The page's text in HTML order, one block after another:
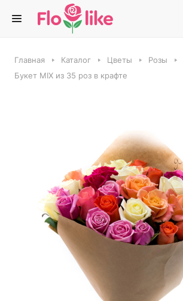
Главная Каталог Цветы Розы
Букет MIX из 35 роз в крафте